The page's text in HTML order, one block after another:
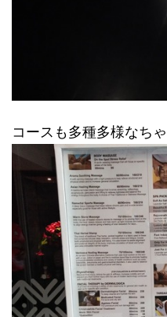
コースも多種多様なち